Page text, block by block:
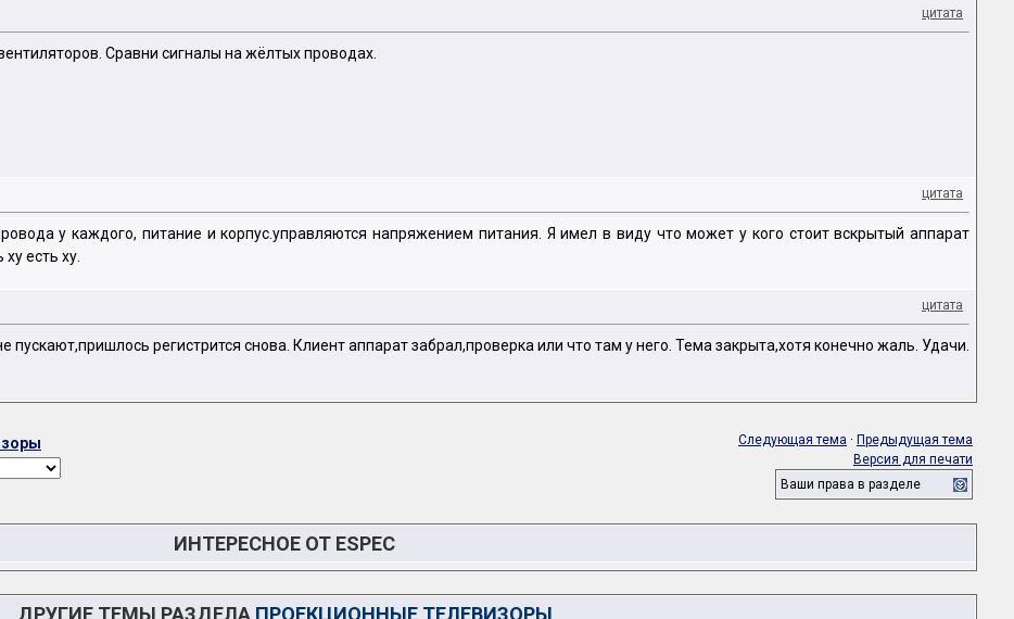
цитата
Сравни сигналы на жёлтых проводах.
цитата
у каждого, питание и корпус.управляются напряжением питания. Я имел в виду что может у кого стоит вскрытый аппарат
есть ху.
цитата
регистрится снова. Клиент аппарат забрал,проверка или что там у него. Тема закрыта,хотя конечно жаль. Удачи.
Следующая тема · Предыдущая тема
Версия для печати
Ваши права в разделе
ИНТЕРЕСНОЕ ОТ ESPEC
ДРУГИЕ ТЕМЫ РАЗДЕЛА ПРОЕКЦИОННЫЕ ТЕЛЕВИЗОРЫ